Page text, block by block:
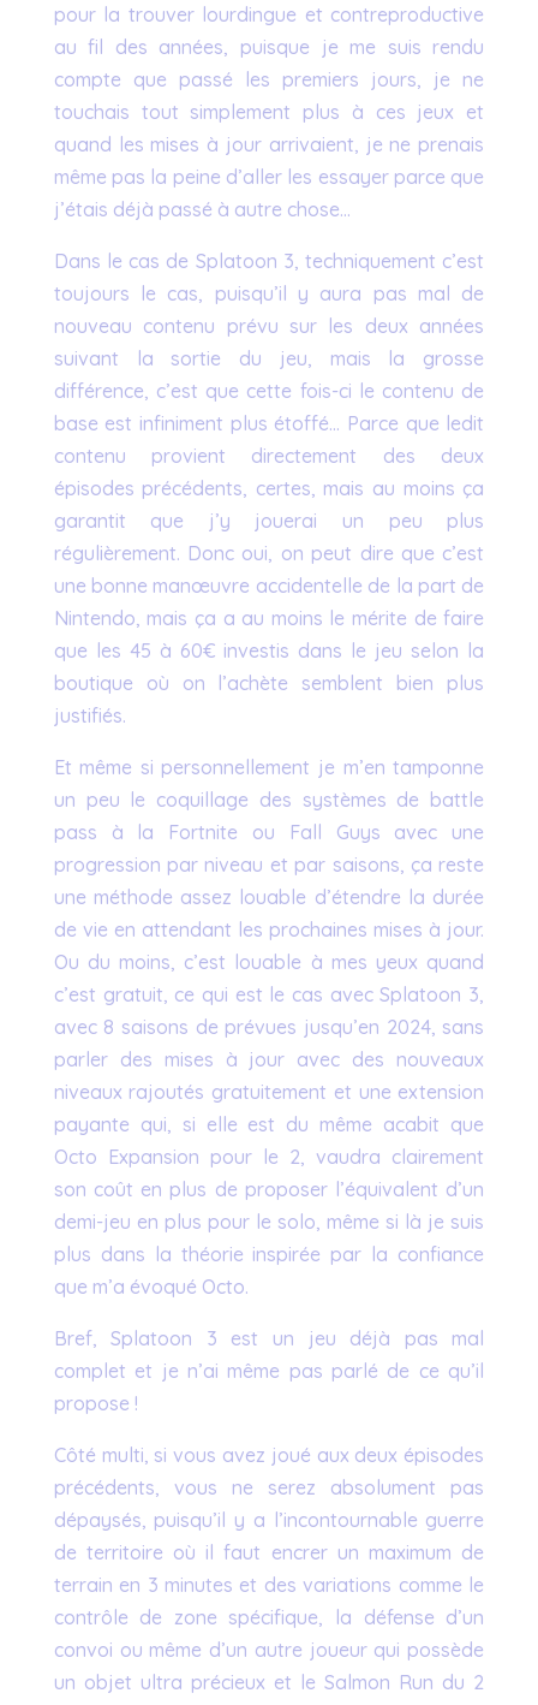
pour la trouver lourdingue et contreproductive
au fil des années, puisque je me suis rendu
compte que passé les premiers jours, je ne
touchais tout simplement plus à ces jeux et
quand les mises à jour arrivaient, je ne prenais
même pas la peine d’aller les essayer parce que
j’étais déjà passé à autre chose…
Dans le cas de Splatoon 3, techniquement c’est
toujours le cas, puisqu’il y aura pas mal de
nouveau contenu prévu sur les deux années
suivant la sortie du jeu, mais la grosse
différence, c’est que cette fois-ci le contenu de
base est infiniment plus étoffé… Parce que ledit
contenu provient directement des deux
épisodes précédents, certes, mais au moins ça
garantit que j’y jouerai un peu plus
régulièrement. Donc oui, on peut dire que c’est
une bonne manœuvre accidentelle de la part de
Nintendo, mais ça a au moins le mérite de faire
que les 45 à 60€ investis dans le jeu selon la
boutique où on l’achète semblent bien plus
justifiés.
Et même si personnellement je m’en tamponne
un peu le coquillage des systèmes de battle
pass à la Fortnite ou Fall Guys avec une
progression par niveau et par saisons, ça reste
une méthode assez louable d’étendre la durée
de vie en attendant les prochaines mises à jour.
Ou du moins, c’est louable à mes yeux quand
c’est gratuit, ce qui est le cas avec Splatoon 3,
avec 8 saisons de prévues jusqu’en 2024, sans
parler des mises à jour avec des nouveaux
niveaux rajoutés gratuitement et une extension
payante qui, si elle est du même acabit que
Octo Expansion pour le 2, vaudra clairement
son coût en plus de proposer l’équivalent d’un
demi-jeu en plus pour le solo, même si là je suis
plus dans la théorie inspirée par la confiance
que m’a évoqué Octo.
Bref, Splatoon 3 est un jeu déjà pas mal
complet et je n’ai même pas parlé de ce qu’il
propose !
Côté multi, si vous avez joué aux deux épisodes
précédents, vous ne serez absolument pas
dépaysés, puisqu’il y a l’incontournable guerre
de territoire où il faut encrer un maximum de
terrain en 3 minutes et des variations comme le
contrôle de zone spécifique, la défense d’un
convoi ou même d’un autre joueur qui possède
un objet ultra précieux et le Salmon Run du 2